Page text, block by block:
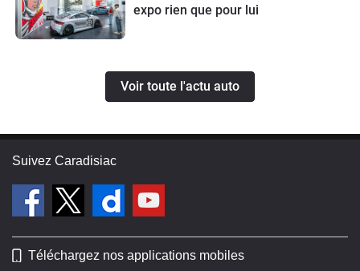
expo rien que pour lui
Voir toute l'actu auto
Suivez Caradisiac
Téléchargez nos applications mobiles